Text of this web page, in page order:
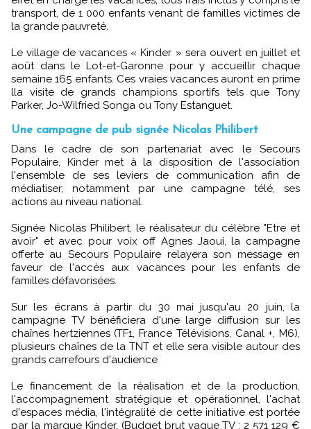
transport, de 1 000 enfants venant de familles victimes de
la grande pauvreté.
Le village de vacances « Kinder » sera ouvert en juillet et
août dans le Lot-et-Garonne pour y accueillir chaque
semaine 165 enfants. Ces vraies vacances auront en prime
lla visite de grands champions sportifs tels que Tony
Parker, Jo-Wilfried Songa ou Tony Estanguet.
Une campagne de pub signée Nicolas Philibert
Dans le cadre de son partenariat avec le Secours
Populaire, Kinder met à la disposition de l'association
l'ensemble de ses leviers de communication afin de
médiatiser, notamment par une campagne télé, ses
actions au niveau national.
Signée Nicolas Philibert, le réalisateur du célèbre "Etre et
avoir" et avec pour voix off Agnes Jaoui, la campagne
offerte au Secours Populaire relayera son message en
faveur de l'accès aux vacances pour les enfants de
familles défavorisées.
Sur les écrans à partir du 30 mai jusqu'au 20 juin, la
campagne TV bénéficiera d'une large diffusion sur les
chaînes hertziennes (TF1, France Télévisions, Canal +, M6),
plusieurs chaînes de la TNT et elle sera visible autour des
grands carrefours d'audience
Le financement de la réalisation et de la production,
l'accompagnement stratégique et opérationnel, l'achat
d'espaces média, l'intégralité de cette initiative est portée
par la marque Kinder. (Budget brut vague TV : 2 571 129 €